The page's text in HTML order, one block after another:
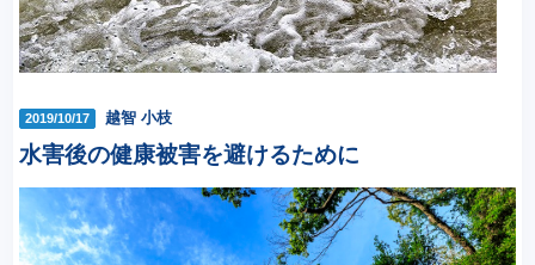
2019/10/17 越智 小枝
水害後の健康被害を避けるために